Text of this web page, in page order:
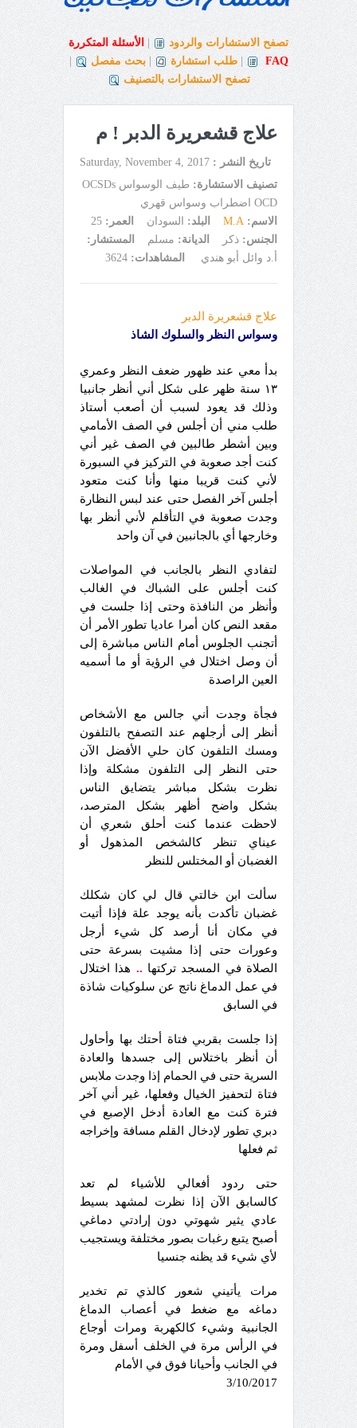
تصفح الاستشارات والردود
الأسئلة المتكررة
FAQ
طلب استشارة بحث مفصل
تصفح الاستشارات بالتصنيف
علاج قشعريرة الدبر ! م
تاريخ النشر : Saturday, November 4, 2017
تصنيف الاستشارة:
طيف الوسواس OCSDs
OCD اضطراب وسواس قهري
الاسم: M.A البلد: السودان العمر: 25
الجنس: ذكر الديانة: مسلم
المستشار:
أ.د وائل أبو هندي
المشاهدات: 3624
علاج قشعريرة الدبر
وسواس النظر والسلوك الشاذ
بدأ معي عند ظهور ضعف النظر وعمري
١٣ سنة ظهر على شكل أني أنظر جانبيا
وذلك قد يعود لسبب أن أصعب أستاذ
طلب مني أن أجلس في الصف الأمامي
وبين أشطر طالبين في الصف غير أني
كنت أجد صعوبة في التركيز في السبورة
لأني كنت قريبا منها وأنا كنت متعود
أجلس آخر الفصل حتى عند لبس النظارة
وجدت صعوبة في التأقلم لأني أنظر بها
وخارجها أي بالجانبين في آن واحد
لتفادي النظر بالجانب في المواصلات
كنت أجلس على الشباك في الغالب
وأنظر من النافذة وحتى إذا جلست في
مقعد النص كان أمرا عاديا تطور الأمر أن
أتجنب الجلوس أمام الناس مباشرة إلى
أن وصل اختلال في الرؤية أو ما أسميه
العين الراصدة
فجأة وجدت أني جالس مع الأشخاص
أنظر إلى أرجلهم عند التصفح بالتلفون
ومسك التلفون كان حلي الأفضل الآن
حتى النظر إلى التلفون مشكلة وإذا
نظرت بشكل مباشر يتضايق الناس
بشكل واضح أظهر بشكل المترصد،
لاحظت عندما كنت أحلق شعري أن
عيناي تنظر كالشخص المذهول أو
الغضبان أو المختلس للنظر
سألت ابن خالتي قال لي كان شكلك
غضبان تأكدت بأنه يوجد علة فإذا أتيت
في مكان أنا أرصد كل شيء أرجل
وعورات حتى إذا مشيت بسرعة حتى
الصلاة في المسجد تركتها .. هذا اختلال
في عمل الدماغ ناتج عن سلوكيات شاذة
في السابق
إذا جلست بقربي فتاة أحتك بها وأحاول
أن أنظر باختلاس إلى جسدها والعادة
السرية حتى في الحمام إذا وجدت ملابس
فتاة لتحفيز الخيال وفعلها، غير أني آخر
فترة كنت مع العادة أدخل الإصبع في
دبري تطور لإدخال القلم مسافة وإخراجه
ثم فعلها
حتى ردود أفعالي للأشياء لم تعد
كالسابق الآن إذا نظرت لمشهد بسيط
عادي يثير شهوتي دون إرادتي دماغي
أصبح يتبع رغبات بصور مختلفة ويستجيب
لأي شيء قد يظنه جنسيا
مرات يأتيني شعور كالذي تم تخدير
دماغه مع ضغط في أعصاب الدماغ
الجانبية وشيء كالكهربة ومرات أوجاع
في الرأس مرة في الخلف أسفل ومرة
في الجانب وأحيانا فوق في الأمام
3/10/2017